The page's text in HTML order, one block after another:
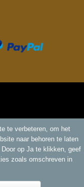
te verbeteren, om het
naar behoren te laten
op Ja te klikken, geef
zoals omschreven in